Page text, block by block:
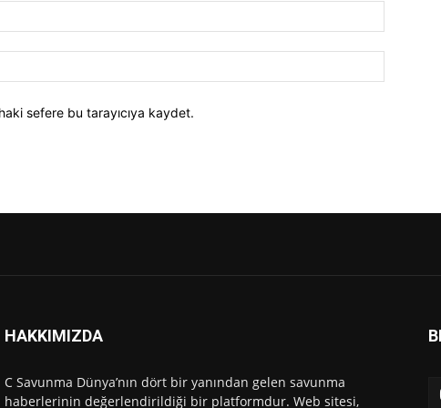
sefere bu tarayıcıya kaydet.
HAKKIMIZDA
C Savunma Dünya’nın dört bir yanından gelen savunma
haberlerinin değerlendirildiği bir platformdur. Web sitesi,